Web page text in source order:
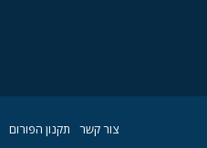
צור קשר תקנון הפורום